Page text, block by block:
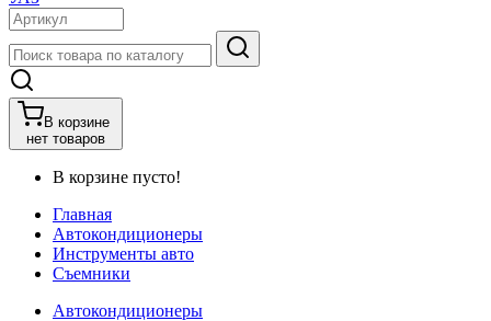
В корзине
нет товаров
В корзине пусто!
Главная
Автокондиционеры
Инструменты авто
Съемники
Автокондиционеры